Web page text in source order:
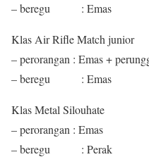
– beregu : Emas
Klas Air Rifle Match junior
– perorangan : Emas +
– beregu : Emas
Klas Metal Silouhate
– perorangan : Emas
– beregu : Perak